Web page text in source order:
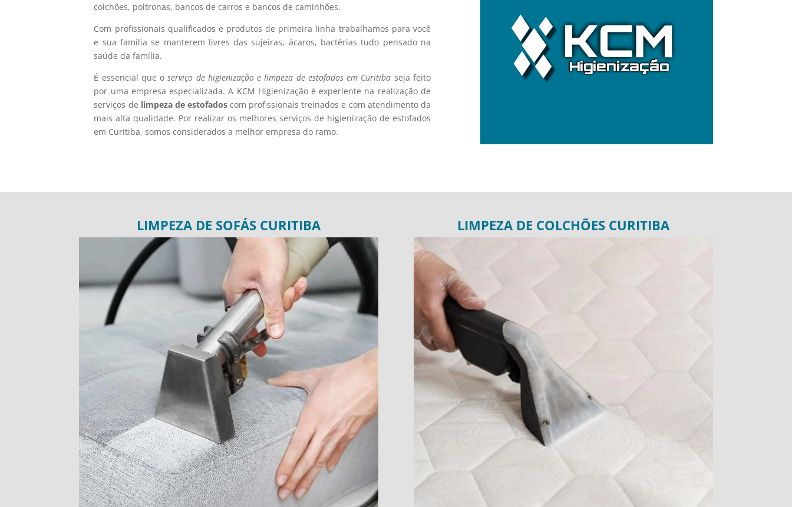
colchões, poltronas, bancos de carros e bancos de caminhões.
Com profissionais qualificados e produtos de primeira linha trabalhamos para você
e sua familia se manterem livres das sujeiras, ácaros, bactérias tudo pensado na
saúde da família.
É essencial que oserviço de higienização e limpeza de estofados em Curitiba seja feito
por uma empresa especializada. A KCM Higienização é experiente na realização de
serviços de limpeza de estofadoscom profissionais treinados e com atendimento da
mais alta qualidade. Por realizar os melhores serviços de higienização de estofados
em Curitiba, somos considerados a melhor empresa do ramo.
LIMPEZA DE SOFÁS CURITIBA LIMPEZA DE COLCHÕES CURITIBA